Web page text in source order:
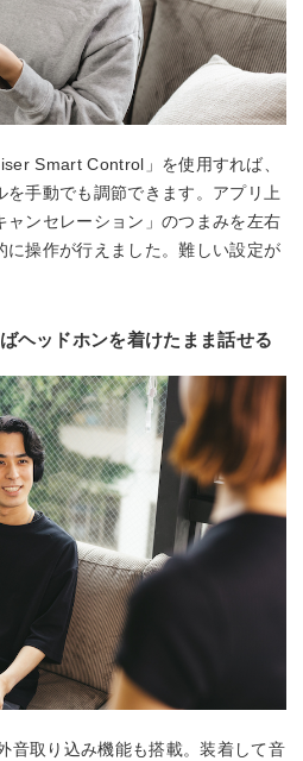
Smart Control」を使用すれば、
を手動でも調節できます。アプリ上
ャンセレーション」のつまみを左右
に操作が行えました。難しい設定が
ヘッドホンを着けたまま話せる
音取り込み機能も搭載。装着して音